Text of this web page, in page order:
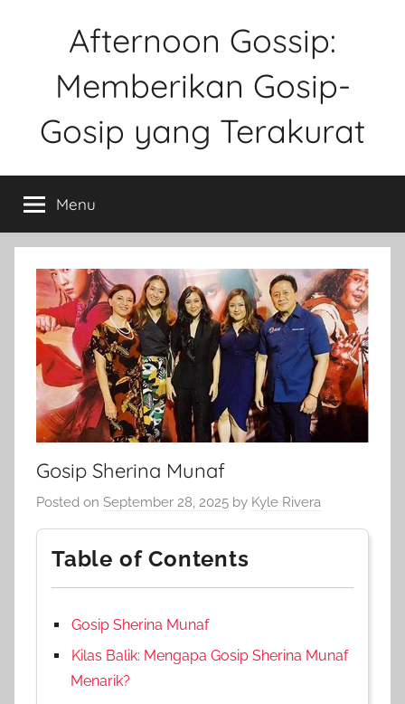
Afternoon Gossip:
Memberikan Gosip-
Gosip yang Terakurat
Tentang
Ke
Gosipan
Berbagai
Kalangan
Menu
Gosip Sherina Munaf
Posted on September 28, 2025 by Kyle Rivera
Table of Contents
Gosip Sherina Munaf
Kilas Balik: Mengapa Gosip Sherina Munaf
Menarik?